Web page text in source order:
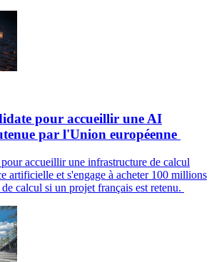
pour accueillir une AI
par l'Union européenne
accueillir une infrastructure de calcul
artificielle et s'engage à acheter 100 millions
calcul si un projet français est retenu.